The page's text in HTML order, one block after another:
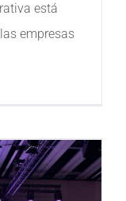
Contacto
está
empresas